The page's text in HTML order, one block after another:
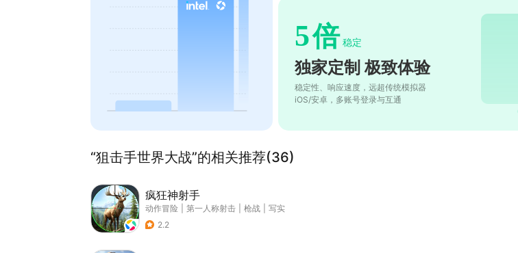
5倍 稳定
独家定制 极致体验
稳定性、响应速度，远超传统模拟器
iOS/安卓，多账号登录与互通
“狙击手世界大战”的相关推荐(36)
疯狂神射手
动作冒险 第一人称射击 枪战
写实
2.2